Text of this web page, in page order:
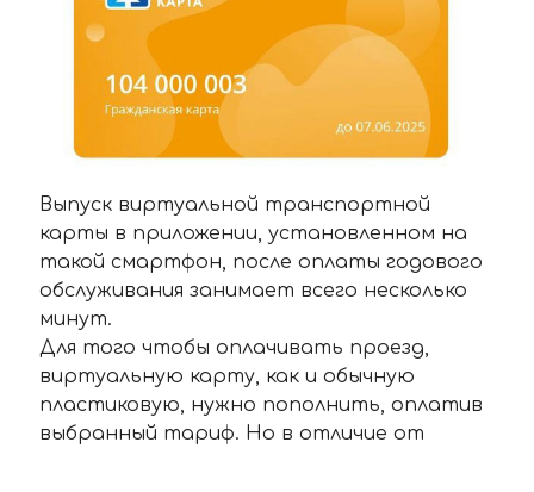
Выпуск виртуальной транспортной
карты в приложении, установленном на
такой смартфон, после оплаты годового
обслуживания занимает всего несколько
минут.
Для того чтобы оплачивать проезд,
виртуальную карту, как и обычную
пластиковую, нужно пополнить, оплатив
выбранный тариф. Но в отличие от